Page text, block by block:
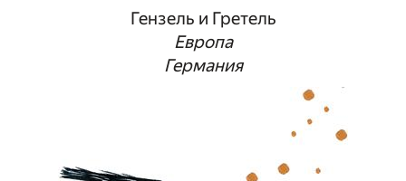
Гензель и Гретель
Европа
Германия